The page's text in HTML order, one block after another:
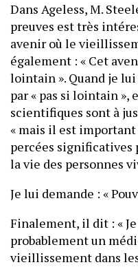
Dans Ageless, M.
preuves est très
avenir où le
également : « Cet
lointain ». Quand je
par « pas si lointain »,
scientifiques sont à
« mais il est important
percées significatives
la vie des personnes
Je lui demande : «
Finalement, il dit : «
probablement un
vieillissement dans